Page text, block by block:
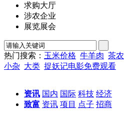
求购大厅
涉农企业
展览展会
热门搜索： 玉米价格 牛羊肉 茶农
小杂 大类 捉妖记电影免费观看
资讯 国内 国际 科技 经济
致富 资讯 项目 点子 招商